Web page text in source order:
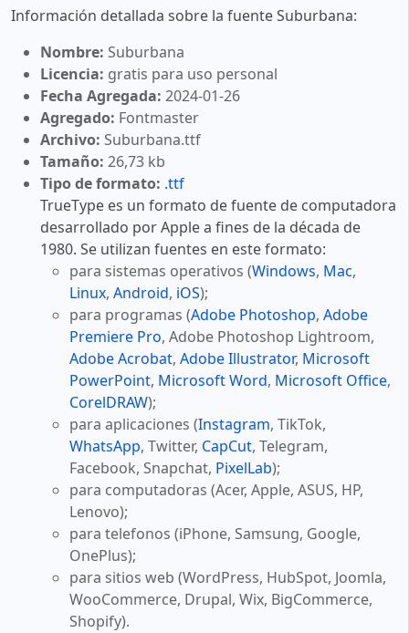
Información detallada sobre la fuente Suburbana:
Nombre: Suburbana
Licencia: gratis para uso personal
Fecha Agregada: 2024-01-26
Agregado: Fontmaster
Archivo: Suburbana.ttf
Tamaño: 26,73 kb
Tipo de formato: .ttf
TrueType es un formato de fuente de computadora
desarrollado por Apple a fines de la década de
1980. Se utilizan fuentes en este formato:
para sistemas operativos (Windows, Mac,
Linux, Android, iOS);
para programas (Adobe Photoshop, Adobe
Premiere Pro, Adobe Photoshop Lightroom,
Adobe Acrobat, Adobe Illustrator, Microsoft
PowerPoint, Microsoft Word, Microsoft Office,
CorelDRAW);
para aplicaciones (Instagram, TikTok,
WhatsApp, Twitter, CapCut, Telegram,
Facebook, Snapchat, PixelLab);
para computadoras (Acer, Apple, ASUS, HP,
Lenovo);
para telefonos (iPhone, Samsung, Google,
OnePlus);
para sitios web (WordPress, HubSpot, Joomla,
WooCommerce, Drupal, Wix, BigCommerce,
Shopify).